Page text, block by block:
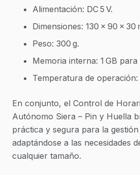
Alimentación: DC 5 V.
Dimensiones: 130 × 90 × 30
Peso: 300 g.
Memoria interna: 1 GB
Temperatura de operación:
En conjunto, el Control de
Autónomo Siera – Pin y Huella
práctica y segura para la
adaptándose a las necesidades
cualquier tamaño.